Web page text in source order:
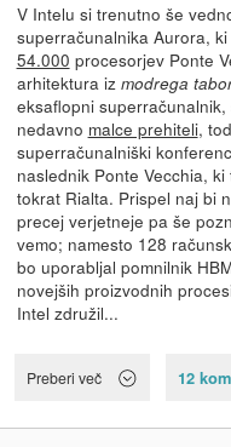
V Intelu si trenutno še
superračunalnika Aurora,
54.000 procesorjev Ponte
arhitektura iz modrega
eksaflopni
nedavno malce prehiteli,
superračunalniški
naslednik Ponte Vecchia,
tokrat Rialta. Prispel naj bi
precej verjetneje pa še
vemo; namesto 128
bo uporabljal pomnilnik
novejših proizvodnih
Intel združil...
Preberi več 12